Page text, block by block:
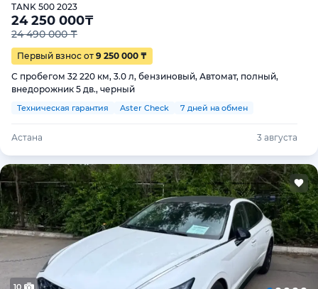
TANK 500 2023
24 250 000₸
24 490 000 ₸
Первый взнос от 9 250 000 ₸
С пробегом 32 220 км, 3.0 л, бензиновый, Автомат, полный,
внедорожник 5 дв., черный
Техническая гарантия Aster Check 7 дней на обмен
Астана 3 августа
10